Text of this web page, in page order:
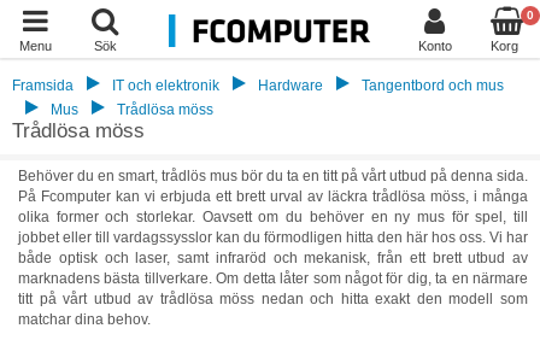
Menu Sök Konto
0
Korg
Framsida IT och elektronik Hardware
Tangentbord och mus
Mus
Trådlösa möss
Trådlösa möss
Behöver du en smart, trådlös mus bör du ta en titt på vårt utbud på denna sida.
På Fcomputer kan vi erbjuda ett brett urval av läckra trådlösa möss, i många
olika former och storlekar. Oavsett om du behöver en ny mus för spel, till
jobbet eller till vardagssysslor kan du förmodligen hitta den här hos oss. Vi har
både optisk och laser, samt infraröd och mekanisk, från ett brett utbud av
marknadens bästa tillverkare. Om detta låter som något för dig, ta en närmare
titt på vårt utbud av trådlösa möss nedan och hitta exakt den modell som
matchar dina behov.